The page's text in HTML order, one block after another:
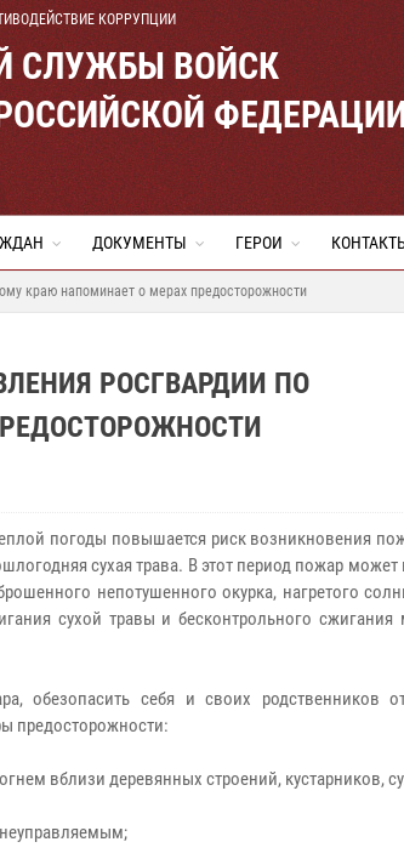
КОРРУПЦИИ
СЛУЖБЫ ВОЙСК
ДОКУМЕНТЫ ГЕРОИ
краю напоминает о мерах предосторожности
РОСГВАРДИИ ПО
погоды повышается риск возникновения
сухая трава. В этот период пожар может
непотушенного окурка, нагретого
сухой травы и бесконтрольного сжигания
обезопасить себя и своих родственников
предосторожности:
вблизи деревянных строений, кустарников,
неуправляемым;